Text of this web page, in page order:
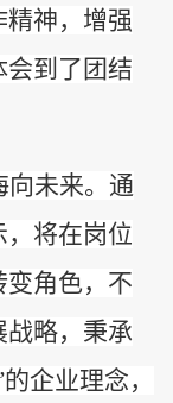
神，增强
会到了团结
未来。 通
， 将在岗位
变角色，不
战略，秉承
的企业理念，